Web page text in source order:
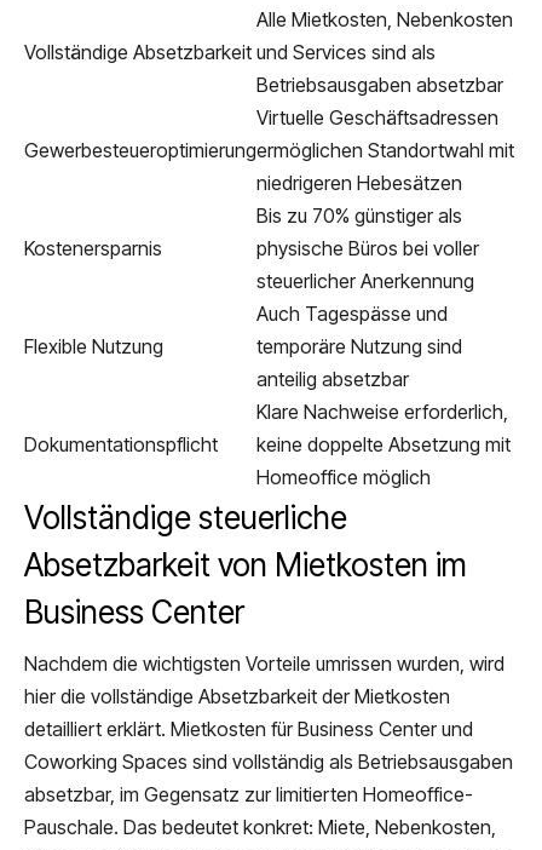
Vollständige Absetzbarkeit
Alle Mietkosten, Nebenkosten
und Services sind als
Betriebsausgaben absetzbar
Gewerbesteueroptimierung
Virtuelle Geschäftsadressen
ermöglichen Standortwahl mit
niedrigeren Hebesätzen
Kostenersparnis
Bis zu 70% günstiger als
physische Büros bei voller
steuerlicher Anerkennung
Flexible Nutzung
Auch Tagespässe und
temporäre Nutzung sind
anteilig absetzbar
Dokumentationspflicht
Klare Nachweise erforderlich,
keine doppelte Absetzung mit
Homeoffice möglich
Vollständige steuerliche
Absetzbarkeit von Mietkosten im
Business Center
Nachdem die wichtigsten Vorteile umrissen wurden, wird
hier die vollständige Absetzbarkeit der Mietkosten
detailliert erklärt. Mietkosten für Business Center und
Coworking Spaces sind vollständig als Betriebsausgaben
absetzbar, im Gegensatz zur limitierten Homeoffice-
Pauschale. Das bedeutet konkret: Miete, Nebenkosten,